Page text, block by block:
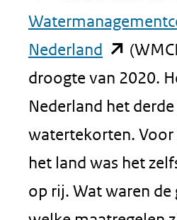
Nederland (opent
in
nieuw
venster)
(verwijst
naar
droogte van 2020.
Nederland het
watertekorten. Voor
het land was het
op rij. Wat waren de